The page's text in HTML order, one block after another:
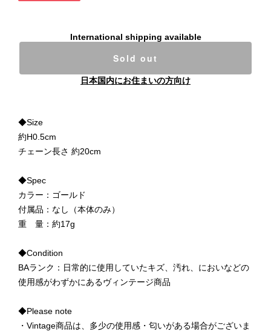
International shipping available
Sold out
日本国内にお住まいの方向け
◆Size
約H0.5cm
チェーン長さ 約20cm
◆Spec
カラー：ゴールド
付属品：なし（本体のみ）
重 量：約17g
◆Condition
BAランク：日常的に使用していたキズ、汚れ、においなどの
使用感がわずかにあるヴィンテージ商品
◆Please note
・Vintage商品は、多少の使用感・匂いがある場合がございま